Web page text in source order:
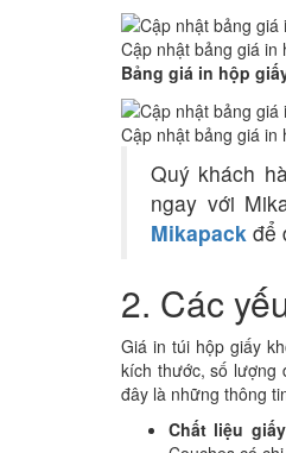
Cập nhật bảng giá in
Bảng giá in hộp
Cập nhật bảng giá in
Quý khách
ngay với
Mikapack để
2. Các
Giá in túi hộp giấy
kích thước, số lượng
đây là những thông
Chất liệu